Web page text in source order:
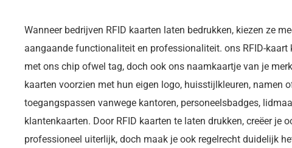
Wanneer bedrijven RFID kaarten laten bedrukken, kiezen ze
aangaande functionaliteit en professionaliteit. ons RFID-kaart
met ons chip ofwel tag, doch ook ons naamkaartje van je
kaarten voorzien met hun eigen logo, huisstijlkleuren, namen
toegangspassen vanwege kantoren, personeelsbadges,
klantenkaarten. Door RFID kaarten te laten drukken, creëer je
professioneel uiterlijk, doch maak je ook regelrecht duidelijk